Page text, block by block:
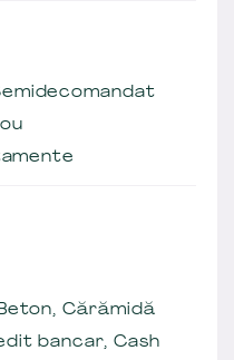
Cărămidă
bancar, Cash